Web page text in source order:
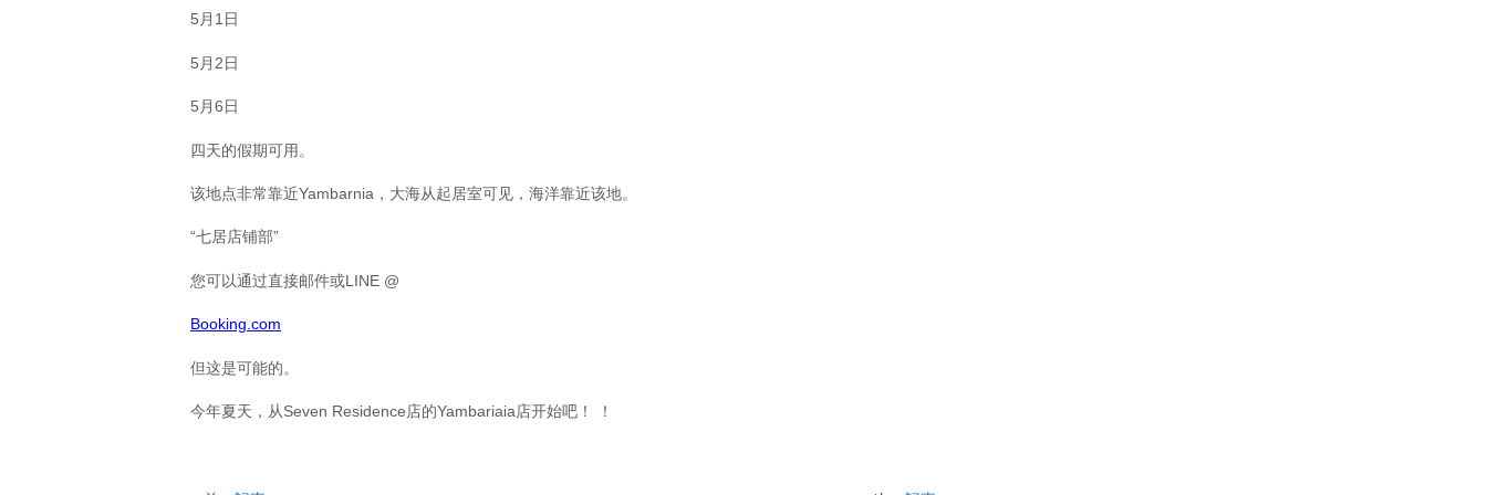
5月1日
5月2日
5月6日
四天的假期可用。
该地点非常靠近Yambarnia，大海从起居室可见，海洋靠近该地。
“七居店铺部”
您可以通过直接邮件或LINE @
Booking.com
但这是可能的。
今年夏天，从Seven Residence店的Yambariaia店开始吧！ ！